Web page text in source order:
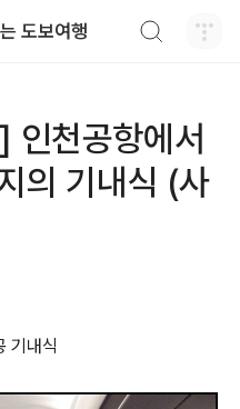
도보여행
인천공항에서
의 기내식 (사
기내식